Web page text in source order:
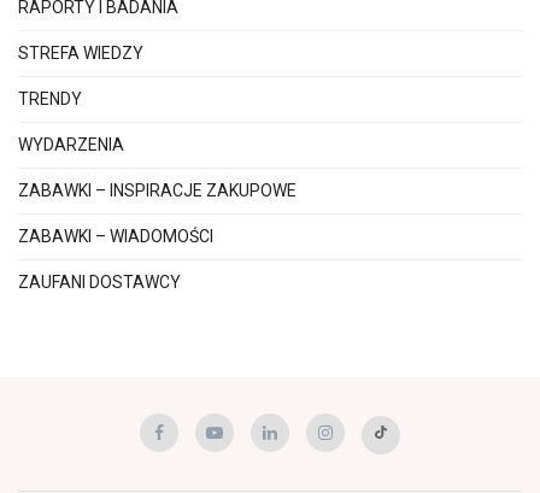
RAPORTY I BADANIA
STREFA WIEDZY
TRENDY
WYDARZENIA
ZABAWKI – INSPIRACJE ZAKUPOWE
ZABAWKI – WIADOMOŚCI
ZAUFANI DOSTAWCY